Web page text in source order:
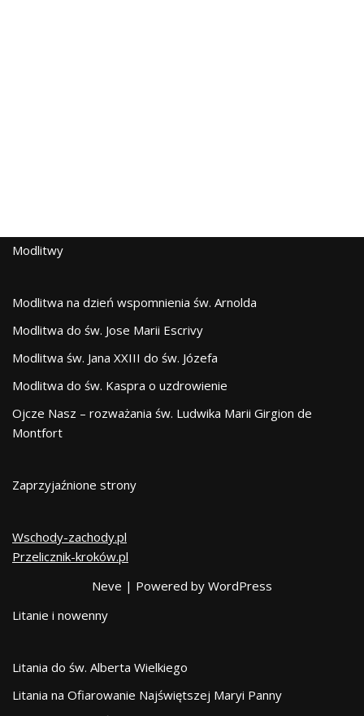
Modlitwy
Modlitwa na dzień wspomnienia św. Arnolda
Modlitwa do św. Jose Marii Escrivy
Modlitwa św. Jana XXIII do św. Józefa
Modlitwa do św. Kaspra o uzdrowienie
Ojcze Nasz – rozważania św. Ludwika Marii Girgion de
Montfort
Zaprzyjaźnione strony
Wschody-zachody.pl
Przelicznik-kroków.pl
Neve | Powered by WordPress
Litanie i nowenny
Litania do św. Alberta Wielkiego
Litania na Ofiarowanie Najświętszej Maryi Panny